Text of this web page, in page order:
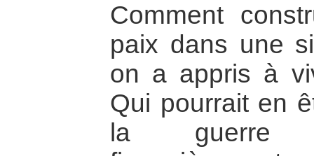
Comment
paix dans une
on a appris à
Qui pourrait en
la guerre